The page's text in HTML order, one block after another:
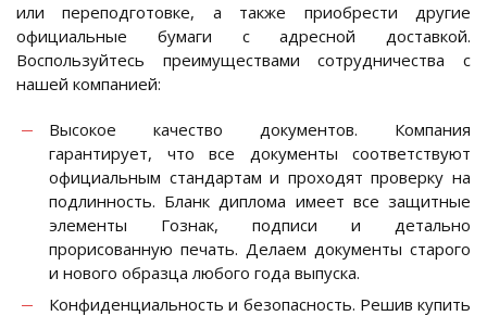
или переподготовке, а также приобрести другие
официальные бумаги с адресной доставкой.
Воспользуйтесь преимуществами сотрудничества с
нашей компанией:
Высокое качество документов. Компания
гарантирует, что все документы соответствуют
официальным стандартам и проходят проверку на
подлинность. Бланк диплома имеет все защитные
элементы Гознак, подписи и детально
прорисованную печать. Делаем документы старого
и нового образца любого года выпуска.
Конфиденциальность и безопасность. Решив купить